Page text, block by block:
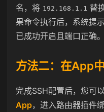
名，将 192.168.1.1 替
果命令执行后，系统提
已成功开启且端口正确。
方法二：在App
完成SSH配置后，您可
App，进入路由器插件